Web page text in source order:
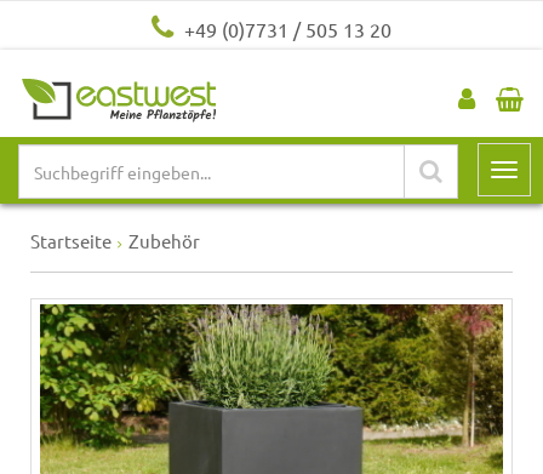
+49 (0)7731 / 505 13 20
Startseite Zubehör